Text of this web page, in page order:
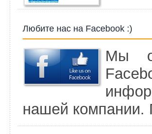
Любите нас на Facebook :)
Мы
нашей компании.